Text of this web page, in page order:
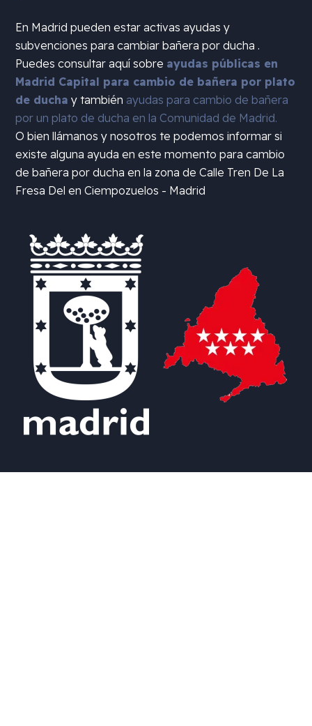
En Madrid pueden estar activas ayudas y
subvenciones para cambiar bañera por ducha .
Puedes consultar aquí sobre ayudas públicas en
Madrid Capital para cambio de bañera por plato
de ducha y también ayudas para cambio de bañera
por un plato de ducha en la Comunidad de Madrid.
O bien llámanos y nosotros te podemos informar si
existe alguna ayuda en este momento para cambio
de bañera por ducha en la zona deCalle Tren De La
Fresa Del en Ciempozuelos - Madrid